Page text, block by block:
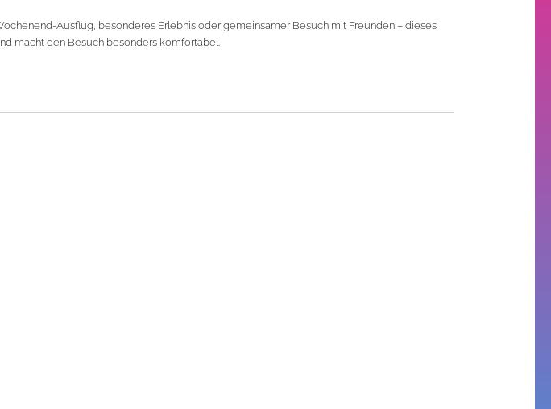
Ausflug, besonderes Erlebnis oder gemeinsamer Besuch mit Freunden – dieses
macht den Besuch besonders komfortabel.